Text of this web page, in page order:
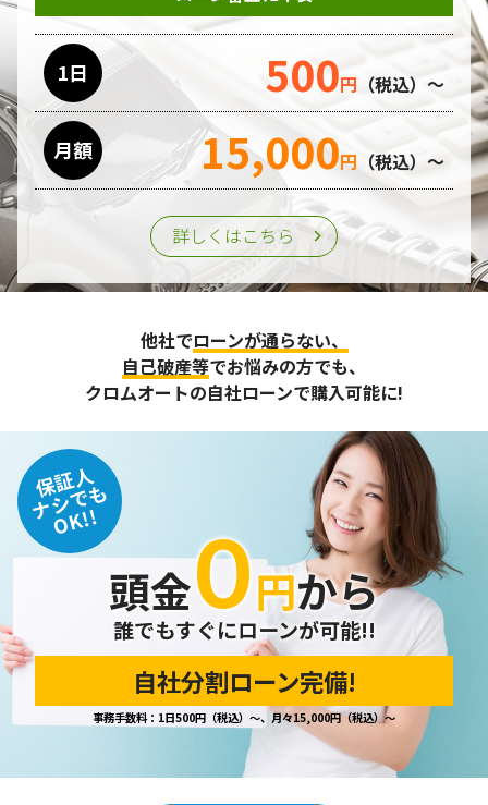
1日 500円 （税込）～
月額 15,000円 （税込）～
詳しくはこちら
他社でローンが通らない、
自己破産等でお悩みの方でも、
クロムオートの自社ローンで購入可能に!
保証人
ナシでも
OK!!
頭金０円から
誰でもすぐにローンが可能!!
自社分割ローン完備!
事務手数料：1日500円（税込）～、月々15,000円（税込）～